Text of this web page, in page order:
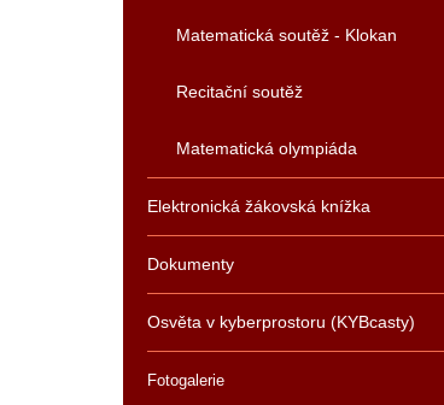
Matematická soutěž - Klokan
Recitační soutěž
Matematická olympiáda
Elektronická žákovská knížka
Dokumenty
Osvěta v kyberprostoru (KYBcasty)
Fotogalerie